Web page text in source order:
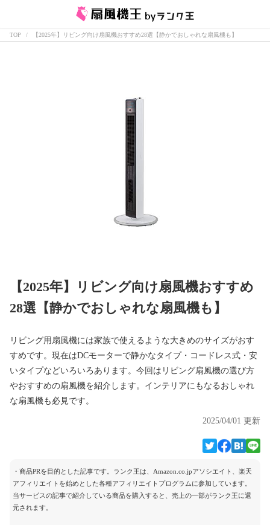
TOP 【2025年】リビング向け扇風機おすすめ28選【静かでおしゃれな扇風機も】
【2025年】リビング向け扇風機おすすめ
28選【静かでおしゃれな扇風機も】
リビング用扇風機には家族で使えるような大きめのサイズがおす
すめです。現在はDCモーターで静かなタイプ・コードレス式・安
いタイプなどいろいろあります。今回はリビング扇風機の選び方
やおすすめの扇風機を紹介します。インテリアにもなるおしゃれ
な扇風機も必見です。
2025/04/01 更新
・商品PRを目的とした記事です。ランク王は、Amazon.co.jpアソシエイト、楽天
アフィリエイトを始めとした各種アフィリエイトプログラムに参加しています。
当サービスの記事で紹介している商品を購入すると、売上の一部がランク王に還
元されます。